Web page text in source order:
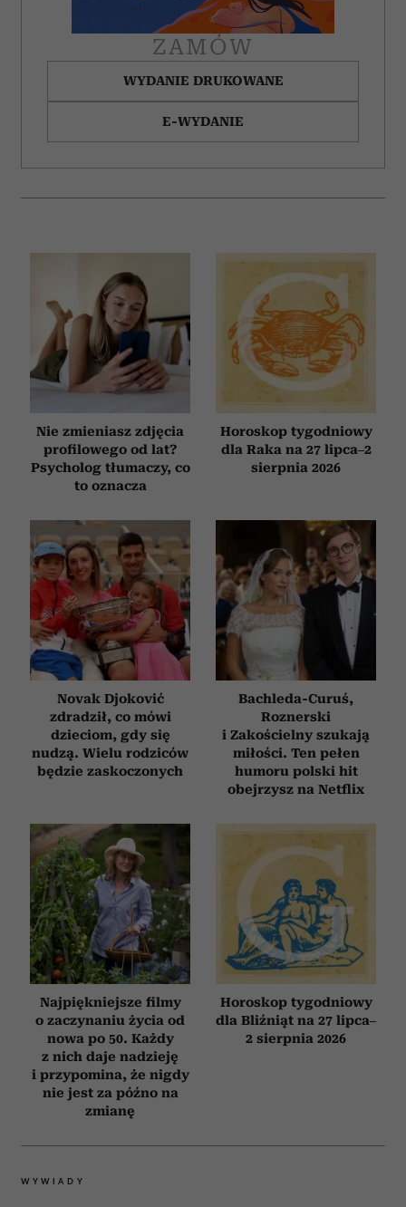
ZAMÓW
WYDANIE DRUKOWANE
E-WYDANIE
Nie zmieniasz zdjęcia
profilowego od lat?
Psycholog tłumaczy, co
to oznacza
Horoskop tygodniowy
dla Raka na 27 lipca–2
sierpnia 2026
Novak Djoković
zdradził, co mówi
dzieciom, gdy się
nudzą. Wielu rodziców
będzie zaskoczonych
Bachleda-Curuś,
Roznerski
i Zakościelny szukają
miłości. Ten pełen
humoru polski hit
obejrzysz na Netflix
Najpiękniejsze filmy
o zaczynaniu życia od
nowa po 50. Każdy
z nich daje nadzieję
i przypomina, że nigdy
nie jest za późno na
zmianę
Horoskop tygodniowy
dla Bliźniąt na 27 lipca–
2 sierpnia 2026
WYWIADY